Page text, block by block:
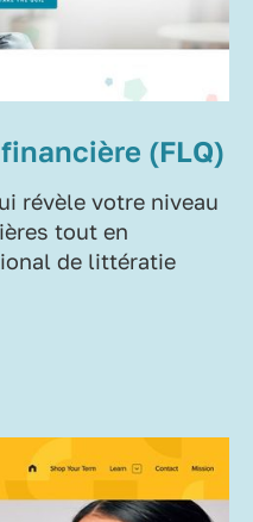
(FLQ)
révèle votre niveau
tout en
de littératie